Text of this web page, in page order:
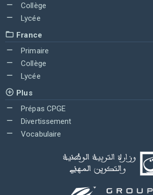
Collège
Lycée
France
Primaire
Collège
Lycée
Plus
Prépas CPGE
Divertissement
Vocabulaire